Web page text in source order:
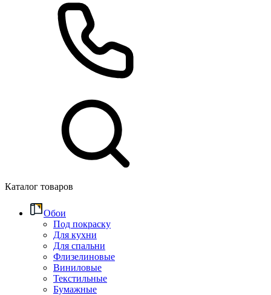
Каталог товаров
Обои
Под покраску
Для кухни
Для спальни
Флизелиновые
Виниловые
Текстильные
Бумажные